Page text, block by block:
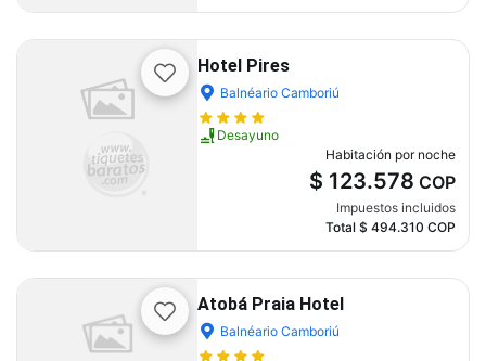
Hotel Pires
Balnéario Camboriú
Desayuno
Habitación por noche
$ 123.578 COP
Impuestos incluidos
Total $ 494.310 COP
Atobá Praia Hotel
Balnéario Camboriú